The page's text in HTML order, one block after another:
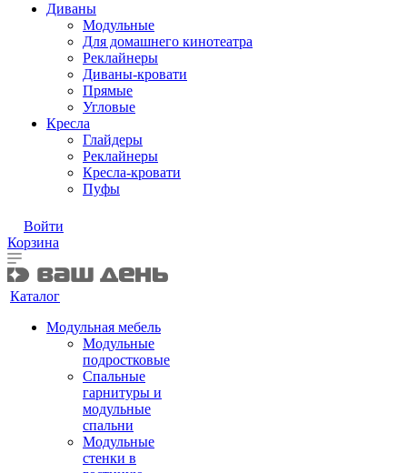
Диваны
Модульные
Для домашнего кинотеатра
Реклайнеры
Диваны-кровати
Прямые
Угловые
Кресла
Глайдеры
Реклайнеры
Кресла-кровати
Пуфы
Войти
Корзина
Каталог
Модульная мебель
Модульные
подростковые
Спальные
гарнитуры и
модульные
спальни
Модульные
стенки в